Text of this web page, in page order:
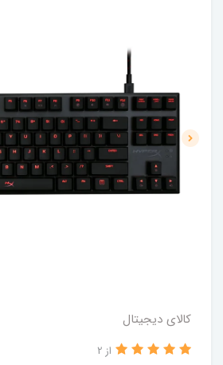
کالای دیجیتال
از 2